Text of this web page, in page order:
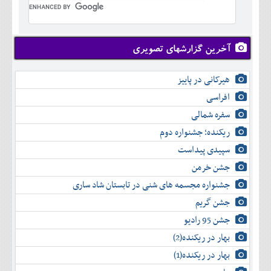
دی
بهمن
اسفند
آبان
آذر
دی
بهمن
اسفند
شهريور
مهر
آبان
آذر
دی
بهمن
اسفند
تير
مرداد
شهريور
مهر
آبان
آذر
دی
بهمن
اسفند
آخرین گزارشهای تصویری
هیرکانی در پاییز
افراسی
سفره شمالی
ریکنده؛ جشنواره دوم
سپیدی پیداست
جشن خرمن
جشنواره مجسمه های شنی در تابستان شاد ساری
جشن گریم
جشن 95 رادیو
بهار در ریکنده(2)
بهار در ریکنده(1)